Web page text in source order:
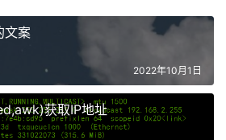
文案
2022年10月1日
获取IP地址